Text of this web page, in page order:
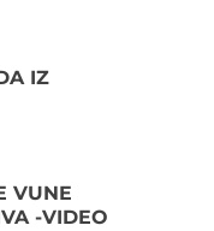
IZ
VUNE
-VIDEO